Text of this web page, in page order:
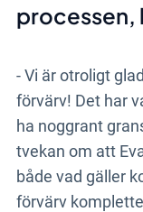
processen,
- Vi är otroligt
förvärv! Det har
ha noggrant
tvekan om att
både vad gäller
förvärv